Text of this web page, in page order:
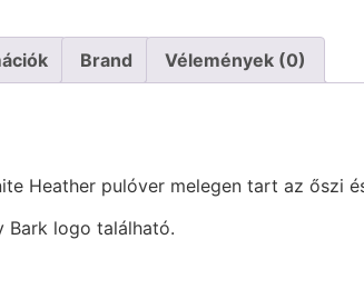
Brand Vélemények (0)
Heather pulóver melegen tart az
Bark logo található.